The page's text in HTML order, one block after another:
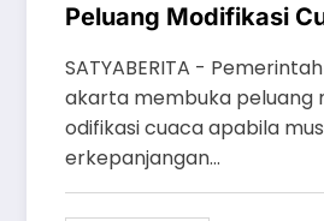
Peluang Modifikasi
Antisipasi Fenomena
SATYABERITA -
akarta membuka peluang
odifikasi cuaca apabila
erkepanjangan…